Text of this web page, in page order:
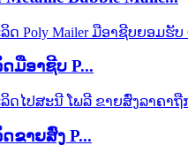
ມືອາຊີບ P...
ຂາຍສົ່ງ P...